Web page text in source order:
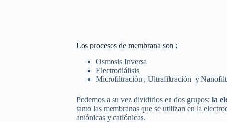
Los procesos de membrana son :
Osmosis Inversa
Electrodiálisis
Microfiltración , Ultrafiltración y
Podemos a su vez dividirlos en dos grupos: la
tanto las membranas que se utilizan en la
aniónicas y catiónicas.